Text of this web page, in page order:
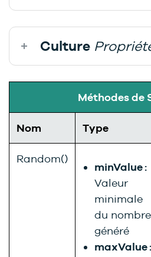
Culture
Méthodes de
Nom Type
Random()
minValue :
Valeur
minimale
du nombre
généré
maxValue :